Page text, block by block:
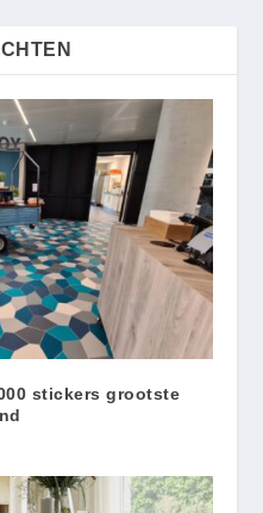
stickers grootste